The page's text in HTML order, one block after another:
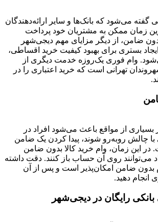
گفته می‌شود که بانک‌ها و سایر ارائه‌دهندگان
زمان ممکن به مشتریان خود پرداخت
ضامن، از دیگر مزایای مهم دیجی‌شهر
بستری برای بهبود کیفیت خرید اقساطی،
وام فوری یک‌روزه خدمت دیگری از
تهرانی است که خرید اعتباری را در
بسیاری از مواقع باعث می‌شود افراد در
چالش روبه‌رو شوند، پیدا کردن یک ضامن
این زمان، وام خرید کالا بدون ضامن
می‌توانند روی آن حساب باز کنند. دقت داشته
بدون ضامن امکان‌پذیر است و پس از آن
انجام دهید.
بانکی رایگان در دیجی‌شهر